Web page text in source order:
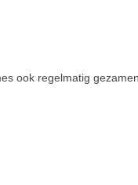
ook regelmatig